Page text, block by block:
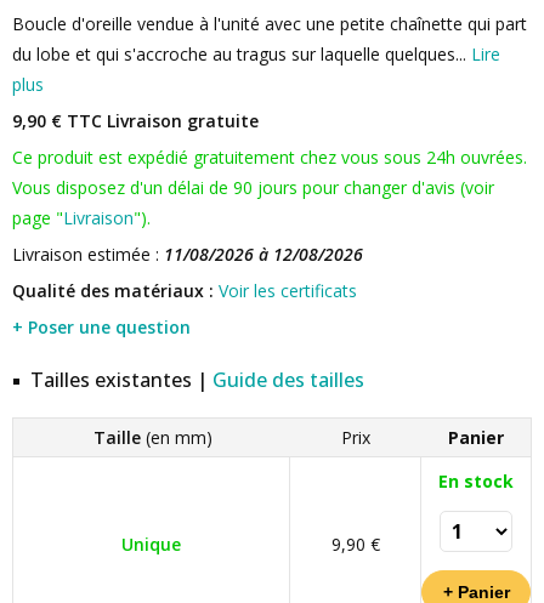
Boucle d'oreille vendue à l'unité avec une petite chaînette qui part
du lobe et qui s'accroche au tragus sur laquelle quelques... Lire
plus
9,90 € TTC Livraison gratuite
Ce produit est expédié gratuitement chez vous sous 24h ouvrées.
Vous disposez d'un délai de 90 jours pour changer d'avis (voir
page "Livraison").
Livraison estimée : 11/08/2026 à 12/08/2026
Qualité des matériaux : Voir les certificats
+ Poser une question
Tailles existantes | Guide des tailles
Taille(en mm) Prix Panier
Unique 9,90 €
En stock